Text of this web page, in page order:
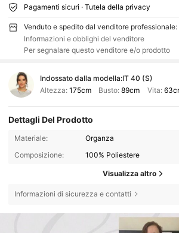
Pagamenti sicuri · Tutela della privacy
Venduto e spedito dal venditore professionale:
Informazioni e obblighi del venditore
Per segnalare questo venditore e/o prodotto
Indossato dalla modella:IT 40 (S)
Altezza: 175cm Busto:89cm Vita:
Dettagli Del Prodotto
Materiale:
Organza
Composizione:
100% Poliestere
Visualizza altro
Informazioni di sicurezza e contatti